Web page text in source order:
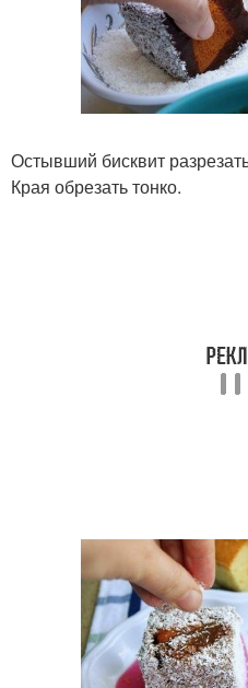
Остывший бисквит
Края обрезать тонко.